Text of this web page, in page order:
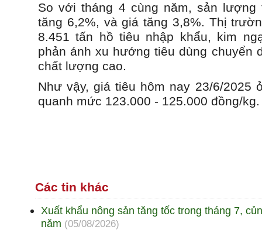
So với tháng 4 cùng năm, sản lượng
tăng 6,2%, và giá tăng 3,8%. Thị
8.451 tấn hồ tiêu nhập khẩu, kim
phản ánh xu hướng tiêu dùng chuyển
chất lượng cao.
Như vậy, giá tiêu hôm nay 23/6/2025
quanh mức 123.000 - 125.000 đồng/kg.
Các tin khác
Xuất khẩu nông sản tăng tốc trong tháng 7,
năm (05/08/2026)